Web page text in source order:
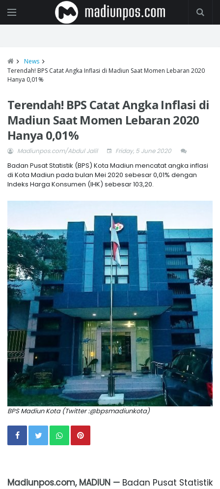
News
Terendah! BPS Catat Angka Inflasi di Madiun Saat Momen Lebaran 2020
Hanya 0,01%
Terendah! BPS Catat Angka Inflasi di
Madiun Saat Momen Lebaran 2020
Hanya 0,01%
Madiunpos.com/Abdul Jalil Friday, 5 June 2020
Badan Pusat Statistik (BPS) Kota Madiun mencatat angka inflasi
di Kota Madiun pada bulan Mei 2020 sebesar 0,01% dengan
Indeks Harga Konsumen (IHK) sebesar 103,20.
BPS Madiun Kota (Twitter :@bpsmadiunkota)
Madiunpos.com, MADIUN — Badan Pusat Statistik